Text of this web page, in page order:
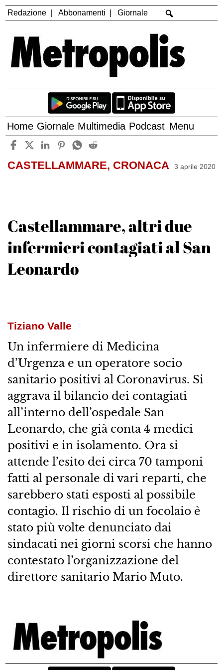
Redazione Abbonamenti Giornale
Home Giornale Multimedia Podcast Menu
CASTELLAMMARE, CRONACA 3 aprile 2020
Castellammare, altri due
infermieri contagiati al San
Leonardo
Tiziano Valle
Un infermiere di Medicina
d’Urgenza e un operatore socio
sanitario positivi al Coronavirus. Si
aggrava il bilancio dei contagiati
all’interno dell’ospedale San
Leonardo, che già conta 4 medici
positivi e in isolamento. Ora si
attende l’esito dei circa 70 tamponi
fatti al personale di vari reparti, che
sarebbero stati esposti al possibile
contagio. Il rischio di un focolaio è
stato più volte denunciato dai
sindacati nei giorni scorsi che hanno
contestato l’organizzazione del
direttore sanitario Mario Muto.